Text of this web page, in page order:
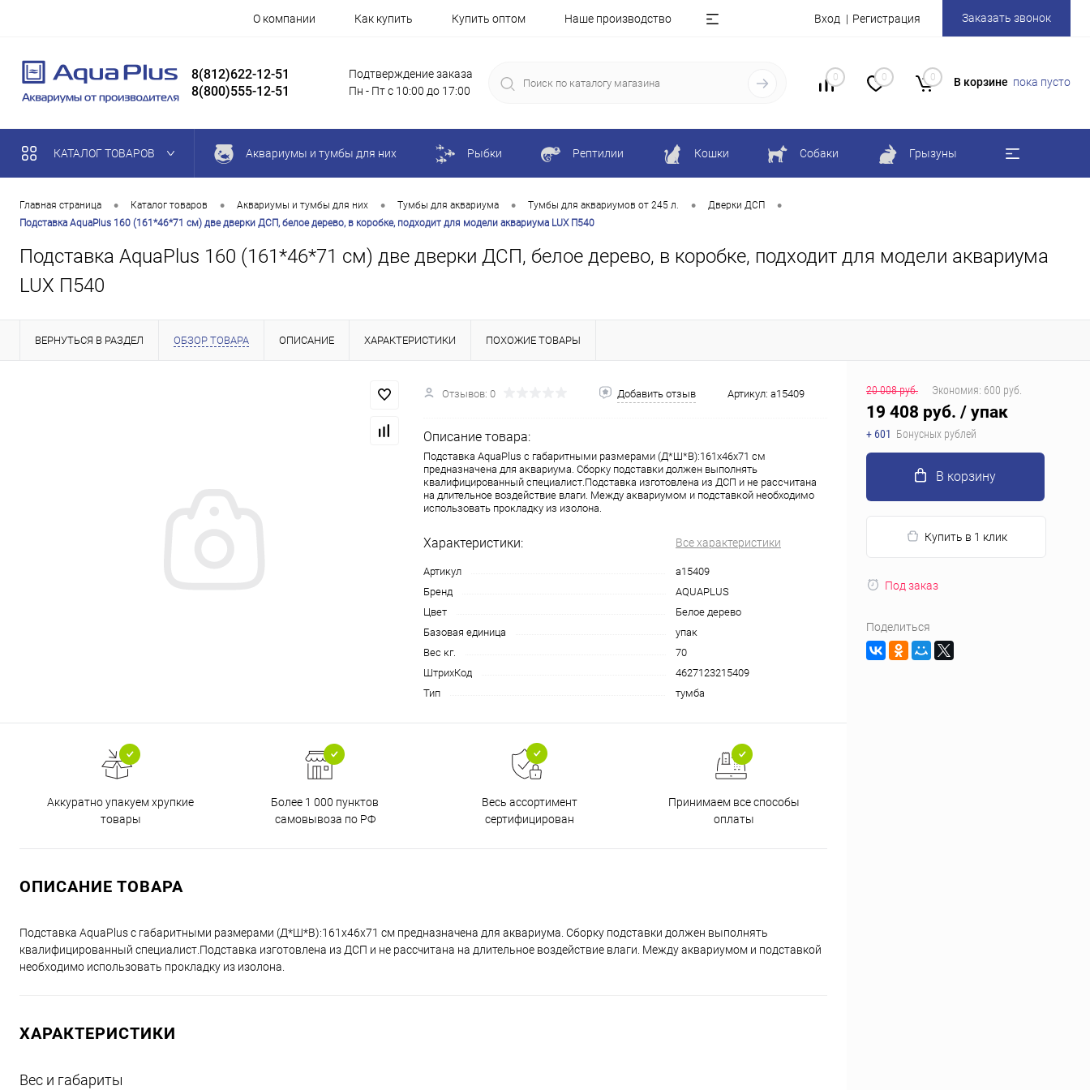
О компании Как купить Купить оптом Наше производство Вход Регистрация Заказать звонок
8(812)622-12-51
8(800)555-12-51
Подтверждение заказа
Пн - Пт с 10:00 до 17:00
0 0 0 В корзине пока пусто
КАТАЛОГ ТОВАРОВ Аквариумы и тумбы для них Рыбки Рептилии Кошки Собаки Грызуны
Главная страница • Каталог товаров • Аквариумы и тумбы для них • Тумбы для аквариума • Тумбы для аквариумов от 245 л. • Дверки ДСП •
Подставка AquaPlus 160 (161*46*71 см) две дверки ДСП, белое дерево, в коробке, подходит для модели аквариума LUX П540
Подставка AquaPlus 160 (161*46*71 см) две дверки ДСП, белое дерево, в коробке, подходит для модели аквариума
LUX П540
ВЕРНУТЬСЯ В РАЗДЕЛ ОБЗОР ТОВАРА ОПИСАНИЕ ХАРАКТЕРИСТИКИ ПОХОЖИЕ ТОВАРЫ
Отзывов: 0 Добавить отзыв Артикул: a15409
Описание товара:
Подставка AquaPlus с габаритными размерами (Д*Ш*В):161x46x71 см
предназначена для аквариума. Сборку подставки должен выполнять
квалифицированный специалист.Подставка изготовлена из ДСП и не рассчитана
на длительное воздействие влаги. Между аквариумом и подставкой необходимо
использовать прокладку из изолона.
Характеристики: Все характеристики
Артикул
a15409
Бренд
AQUAPLUS
Цвет
Белое дерево
Базовая единица
упак
Вес кг.
70
ШтрихКод
4627123215409
Тип
тумба
Аккуратно упакуем хрупкие
товары
Более 1 000 пунктов
самовывоза по РФ
Весь ассортимент
сертифицирован
Принимаем все способы
оплаты
ОПИСАНИЕ ТОВАРА
Подставка AquaPlus с габаритными размерами (Д*Ш*В):161x46x71 см предназначена для аквариума. Сборку подставки должен выполнять
квалифицированный специалист.Подставка изготовлена из ДСП и не рассчитана на длительное воздействие влаги. Между аквариумом и подставкой
необходимо использовать прокладку из изолона.
ХАРАКТЕРИСТИКИ
Вес и габариты
20 008 руб. Экономия: 600 руб.
19 408 руб. / упак
+ 601 Бонусных рублей
В корзину
Купить в 1 клик
Под заказ
Поделиться